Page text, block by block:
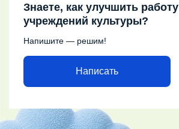
Знаете, как улучшить работу
учреждений культуры?
Напишите — решим!
Написать